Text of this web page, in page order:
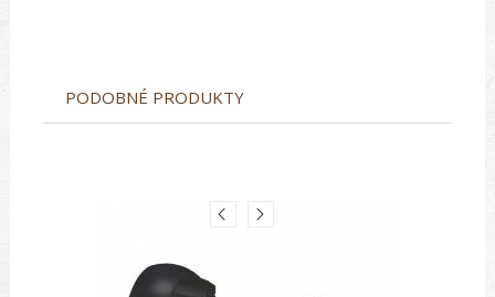
PODOBNÉ PRODUKTY